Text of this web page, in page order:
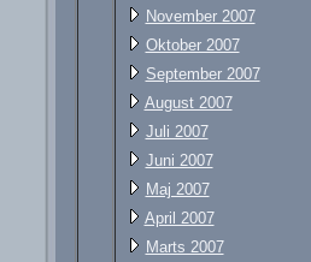
November 2007
Oktober 2007
September 2007
August 2007
Juli 2007
Juni 2007
Maj 2007
April 2007
Marts 2007